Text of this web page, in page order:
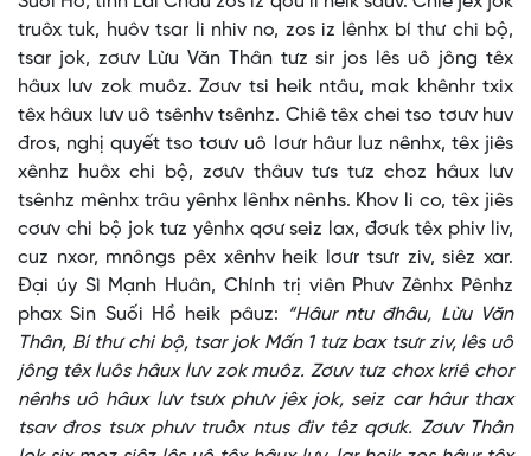
truôx tuk, huôv tsar li nhiv no, zos iz lênhx bí thư chi bộ,
tsar jok, zơưv Lừu Văn Thân tưz sir jos lês uô jông têx
hâux lưv zok muôz. Zơưv tsi heik ntâu, mak khênhr txix
têx hâux lưv uô tsênhv tsênhz. Chiê têx chei tso tơưv huv
đros, nghị quyết tso tơưv uô lơưr hâur luz nênhx, têx jiês
xênhz huôx chi bộ, zơưv thâuv tưs tưz choz hâux lưv
tsênhz mênhx trâu yênhx lênhx nênhs. Khov li co, têx jiês
cơưv chi bộ jok tưz yênhx qơư seiz lax, đơưk têx phiv liv,
cuz nxor, mnôngs pêx xênhv heik lơưr tsưr ziv, siêz xar.
Đại úy Sì Mạnh Huân, Chính trị viên Phưv Zênhx Pênhz
phax Sin Suối Hồ heik pâuz:
“Hâur ntu đhâu, Lừu Văn
Thân, Bí thư chi bộ, tsar jok Mấn 1 tưz bax tsưr ziv, lês uô
jông têx luôs hâux lưv zok muôz. Zơưv tưz chox kriê chor
nênhs uô hâux lưv tsưx phưv jêx jok, seiz car hâur thax
tsav đros tsưx phưv truôx ntus điv têz qơưk. Zơưv Thân